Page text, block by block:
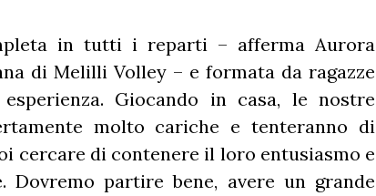
in tutti i reparti – afferma Aurora
di Melilli Volley – e formata da ragazze
Giocando in casa, le nostre
molto cariche e tenteranno di
cercare di contenere il loro entusiasmo e
partire bene, avere un grande